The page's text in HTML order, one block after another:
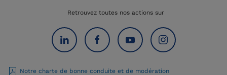
Retrouvez toutes nos actions sur
Notre charte de bonne conduite et de modération